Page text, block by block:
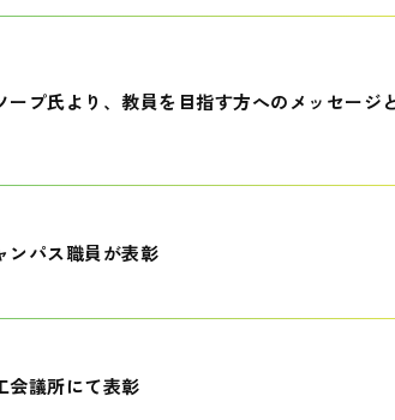
プ氏より、教員を目指す方へのメッセージ
ンパス職員が表彰
会議所にて表彰